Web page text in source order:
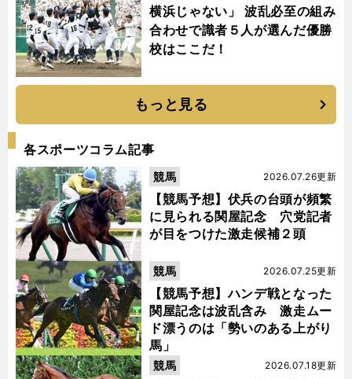
横浜じゃない」 波乱必至の組み
合わせで識者５人が選んだ優勝
校はここだ！
もっと見る
各スポーツコラム記事
【競馬予想】伏兵の台頭が頻繁
に見られる関屋記念 穴党記者
が目をつけた激走候補２頭
2026.07.26更新
競馬
【競馬予想】ハンデ戦となった
関屋記念は波乱含み 激走ムー
ド漂うのは「勢いのある上がり
馬」
2026.07.25更新
競馬
2026.07.18更新
競馬